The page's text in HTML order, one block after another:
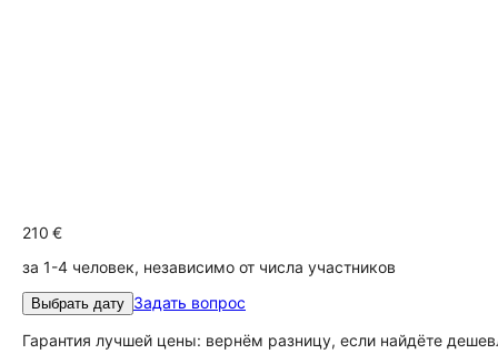
210 €
за 1-4 человек, независимо от числа участников
Выбрать дату Задать вопрос
Гарантия лучшей цены: вернём разницу, если найдёте